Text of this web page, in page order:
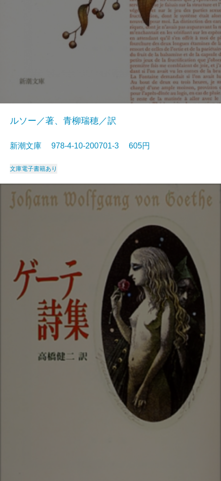
ルソー／著、青柳瑞穂／訳
新潮文庫 978-4-10-200701-3 605円
文庫電子書籍あり